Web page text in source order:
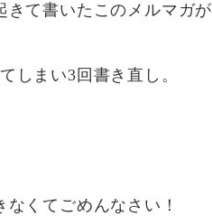
きて書いたこのメルマガが
しまい3回書き直し。
なくてごめんなさい！